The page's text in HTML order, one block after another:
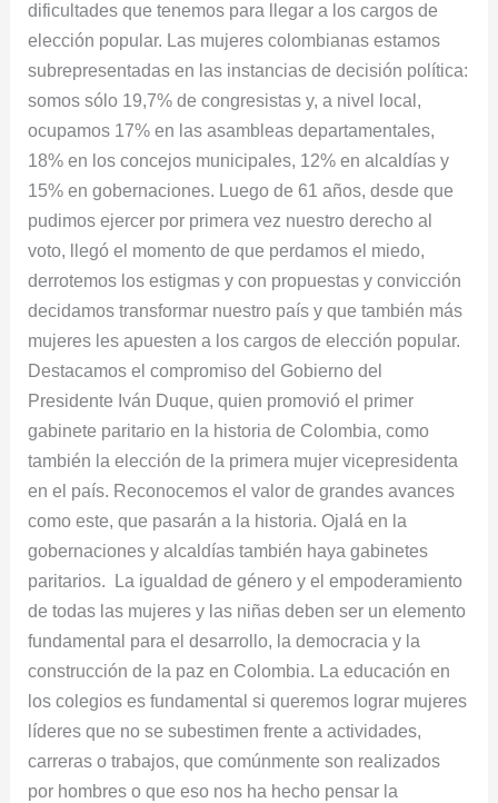
dificultades que tenemos para llegar a los cargos de
elección popular. Las mujeres colombianas estamos
subrepresentadas en las instancias de decisión política:
somos sólo 19,7% de congresistas y, a nivel local,
ocupamos 17% en las asambleas departamentales,
18% en los concejos municipales, 12% en alcaldías y
15% en gobernaciones. Luego de 61 años, desde que
pudimos ejercer por primera vez nuestro derecho al
voto, llegó el momento de que perdamos el miedo,
derrotemos los estigmas y con propuestas y convicción
decidamos transformar nuestro país y que también más
mujeres les apuesten a los cargos de elección popular.
Destacamos el compromiso del Gobierno del
Presidente Iván Duque, quien promovió el primer
gabinete paritario en la historia de Colombia, como
también la elección de la primera mujer vicepresidenta
en el país. Reconocemos el valor de grandes avances
como este, que pasarán a la historia. Ojalá en la
gobernaciones y alcaldías también haya gabinetes
paritarios. La igualdad de género y el empoderamiento
de todas las mujeres y las niñas deben ser un elemento
fundamental para el desarrollo, la democracia y la
construcción de la paz en Colombia. La educación en
los colegios es fundamental si queremos lograr mujeres
líderes que no se subestimen frente a actividades,
carreras o trabajos, que comúnmente son realizados
por hombres o que eso nos ha hecho pensar la